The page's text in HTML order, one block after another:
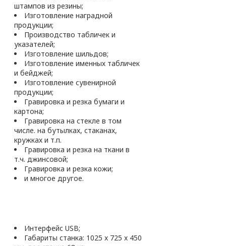
штампов из резины;
Изготовление наградной
продукции;
Производство табличек и
указателей;
Изготовление шильдов;
Изготовление именных табличек
и бейджей;
Изготовление сувенирной
продукции;
Гравировка и резка бумаги и
картона;
Гравировка на стекле в том
числе. на бутылках, стаканах,
кружках и т.п.
Гравировка и резка на ткани в
т.ч. джинсовой;
Гравировка и резка кожи;
и многое другое.
Интерфейс USB;
Габариты станка: 1025 x 725 x 450